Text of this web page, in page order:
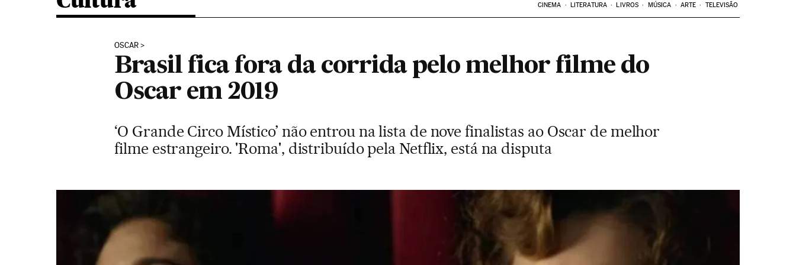
CINEMA LITERATURA LIVROS MÚSICA ARTE TELEVISÃO
OSCAR
Brasil fica fora da corrida pelo melhor filme do
Oscar em 2019
‘O Grande Circo Místico’ não entrou na lista de nove finalistas ao Oscar de melhor
filme estrangeiro. 'Roma', distribuído pela Netflix, está na disputa